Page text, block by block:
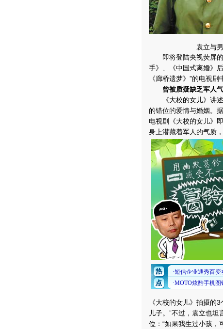
袁立与
即将登陆央视荧屏的
手》、《中国式离婚》
《廊桥遗梦》”的电视
曾被质疑缺乏军人
《大校的女儿》讲述
的错位的爱情与婚姻。
电视剧《大校的女儿》
身上潜藏着军人的气质
《大校的女儿》拍摄的
儿子。”不过，袁立也
位：“如果我生过小孩，